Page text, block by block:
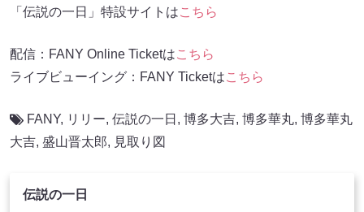
「伝説の一日」特設サイトはこちら
配信：FANY Online Ticketはこちら
ライブビューイング：FANY Ticketはこちら
FANY, リリー, 伝説の一日 , 博多大吉, 博多華丸, 博多華丸
大吉, 盛山晋太郎, 見取り図
伝説の一日